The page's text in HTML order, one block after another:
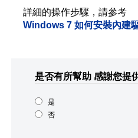
詳細的操作步驟，請參考
Windows 7 如何安裝內建
是否有所幫助 感謝您提
是
否